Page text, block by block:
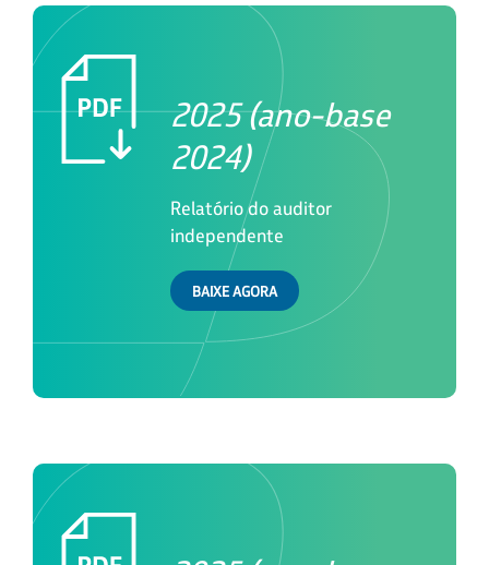
2025 (ano-base
2024)
Relatório do auditor
independente
BAIXE AGORA